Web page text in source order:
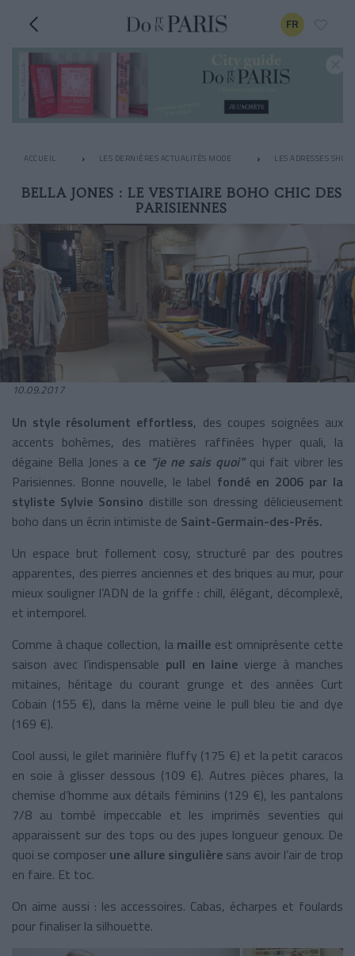
FR
ACCUEIL LES DERNIÈRES ACTUALITÉS MODE LES ADRESSES
BELLA JONES : LE VESTIAIRE BOHO CHIC DES
PARISIENNES
10.09.2017
Un style résolument effortless, des coupes soignées aux
accents bohèmes, des matières raffinées hyper quali, la
dégaine Bella Jones a ce “je ne sais quoi” qui fait vibrer les
Parisiennes. Bonne nouvelle, le label fondé en 2006 par la
styliste Sylvie Sonsino distille son dressing délicieusement
boho dans un écrin intimiste de Saint-Germain-des-Prés.
Un espace brut follement cosy, structuré par des poutres
apparentes, des pierres anciennes et des briques au mur, pour
mieux souligner l’ADN de la griffe : chill, élégant, décomplexé,
et intemporel.
Comme à chaque collection, la maille est omniprésente cette
saison avec l’indispensable pull en laine vierge à manches
mitaines, héritage du courant grunge et des années Curt
Cobain (155 €), dans la même veine le pull bleu tie and dye
(169 €).
Cool aussi, le gilet marinière fluffy (175 €) et la petit caracos
en soie à glisser dessous (109 €). Autres pièces phares, la
chemise d’homme aux détails féminins (129 €), les pantalons
7/8 au tombé impeccable et les imprimés seventies qui
apparaissent sur des tops ou des jupes longueur genoux. De
quoi se composer une allure singulière sans avoir l’air de trop
en faire. Et toc.
On aime aussi : les accessoires. Cabas, écharpes et foulards
pour finaliser la silhouette.